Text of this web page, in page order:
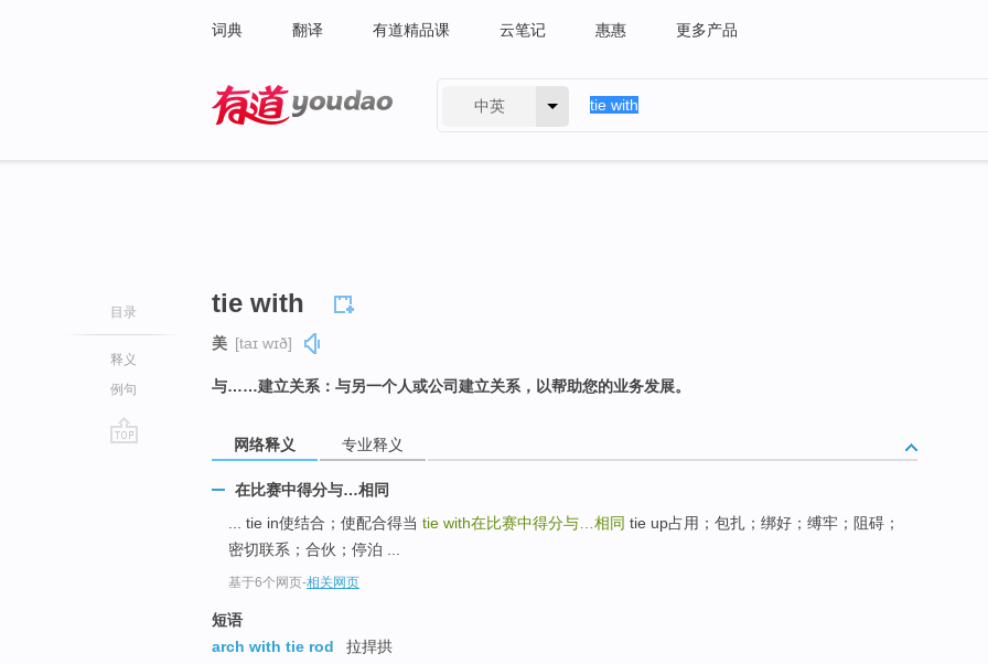
词典 翻译 有道精品课 云笔记 惠惠 更多产品
中英
目录
释义
例句
tie with
美 [taɪ wɪð]
与……建立关系：与另一个人或公司建立关系，以帮助您的业务发展。
网络释义 专业释义
在比赛中得分与…相同
... tie in使结合；使配合得当 tie with在比赛中得分与…相同 tie up占用；包扎；绑好；缚牢；阻碍；
密切联系；合伙；停泊 ...
基于6个网页-相关网页
短语
arch with tie rod
拉捍拱